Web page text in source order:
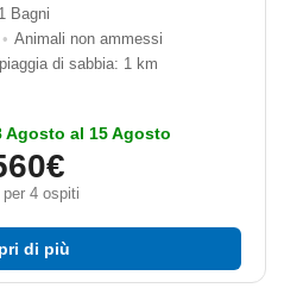
1 Bagni
• Animali non ammessi
di sabbia: 1 km
Agosto al 15 Agosto
per 4 ospiti
di più